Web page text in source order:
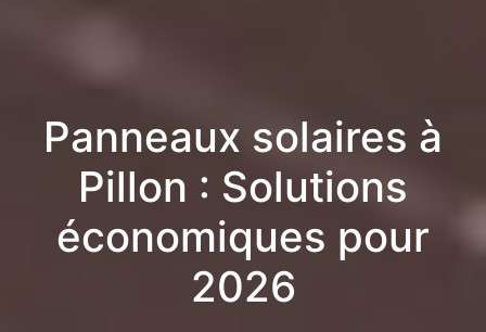
Panneaux solaires à
Pillon : Solutions
économiques pour
2026